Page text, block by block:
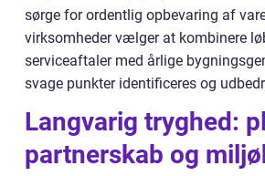
sørge for ordentlig opbevaring af
virksomheder vælger at kombinere
serviceaftaler med årlige
svage punkter identificeres og
Langvarig tryghed:
partnerskab og